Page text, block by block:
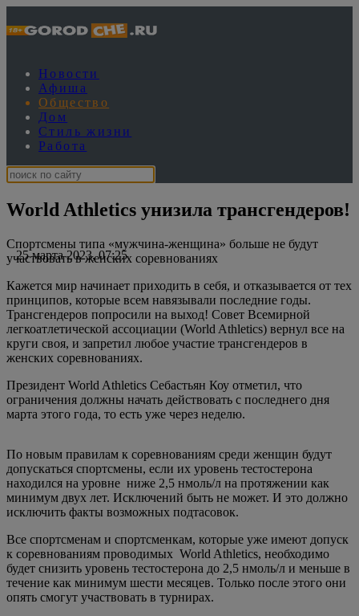
Новости
Афиша
Общество
Дом
Стиль жизни
Работа
World Athletics унизила трансгендеров!
25 марта 2023, 07:25
Спортсмены типа «мужчина-женщина» больше не будут
участвовать в женских соревнованиях
Кажется мир начинает приходить в себя, и отказывается от тех
принципов, которые всем навязывали последние годы.
Трансгендеров попросили на выход! Совет Всемирной
легкоатлетической ассоциации (World Athletics) вернул все на
круги своя, и запретил любое участие трансгендеров в
женских соревнованиях.
Президент World Athletics Себастьян Коу отметил, что
ограничения должны начать действовать с последнего дня
марта этого года, то есть уже через неделю.
По новым правилам к соревнованиям среди женщин будут
допускаться спортсмены, если их уровень тестостерона
находился на уровне ниже 2,5 нмоль/л на протяжении как
минимум двух лет. Исключений быть не может. И это должно
исключить факты возможных подтасовок.
Все спортсменам и спортсменкам, которые уже имеют допуск
к соревнованиям проводимых World Athletics, необходимо
будет снизить уровень тестостерона до 2,5 нмоль/л и меньше в
течение как минимум шести месяцев. Только после этого они
опять смогут участвовать в турнирах.